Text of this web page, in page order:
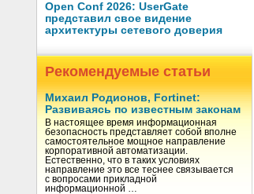
Open Conf 2026: UserGate
представил свое видение
архитектуры сетевого доверия
Рекомендуемые статьи
Михаил Родионов, Fortinet:
Развиваясь по известным законам
В настоящее время информационная
безопасность представляет собой вполне
самостоятельное мощное направление
корпоративной автоматизации.
Естественно, что в таких условиях
направление это все теснее связывается
с вопросами прикладной
информационной …